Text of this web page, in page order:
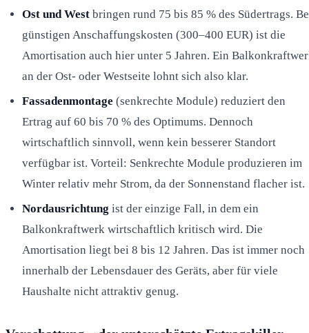
Ost und West bringen rund 75 bis 85 % des Südertrags.
günstigen Anschaffungskosten (300–400 EUR) ist die
Amortisation auch hier unter 5 Jahren. Ein
an der Ost- oder Westseite lohnt sich also klar.
Fassadenmontage (senkrechte Module) reduziert den
Ertrag auf 60 bis 70 % des Optimums. Dennoch
wirtschaftlich sinnvoll, wenn kein besserer Standort
verfügbar ist. Vorteil: Senkrechte Module produzieren im
Winter relativ mehr Strom, da der Sonnenstand flacher ist.
Nordausrichtung ist der einzige Fall, in dem ein
Balkonkraftwerk wirtschaftlich kritisch wird. Die
Amortisation liegt bei 8 bis 12 Jahren. Das ist immer noch
innerhalb der Lebensdauer des Geräts, aber für viele
Haushalte nicht attraktiv genug.